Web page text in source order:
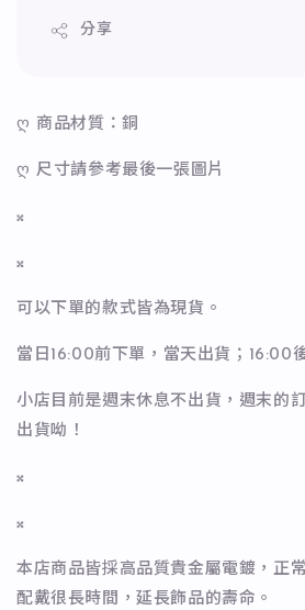
分享
ღ 商品材質：銅
ღ 尺寸請參考最後一張圖片
𝄪
𝄪
可以下單的款式皆為現貨。
當日16:00前下單，當天出貨；16:00
小店目前是週末休息不出貨，週末的
出貨呦！
𝄪
𝄪
本店商品皆採高品質貴金屬電鍍，正
配戴很長時間，延長飾品的壽命。